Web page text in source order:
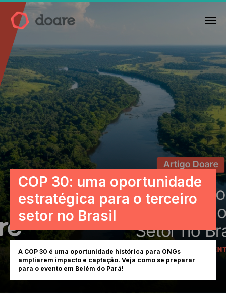
COP 30: uma oportunidade
estratégica para o terceiro
setor no Brasil
A COP 30 é uma oportunidade histórica para ONGs
ampliarem impacto e captação. Veja como se preparar
para o evento em Belém do Pará!